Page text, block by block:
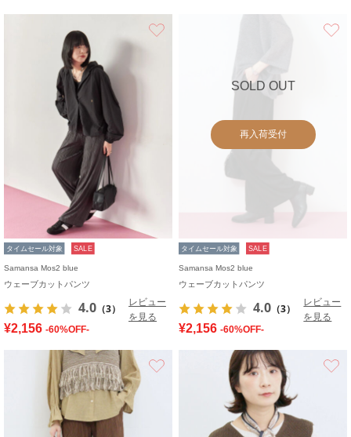
タイムセール対象 SALE
Samansa Mos2 blue
ウェーブカットパンツ
4.0 （3）
レビュー
を見る
¥2,156 -60%OFF-
SOLD OUT
再入荷受付
タイムセール対象 SALE
Samansa Mos2 blue
ウェーブカットパンツ
4.0 （3）
レビュー
を見る
¥2,156 -60%OFF-